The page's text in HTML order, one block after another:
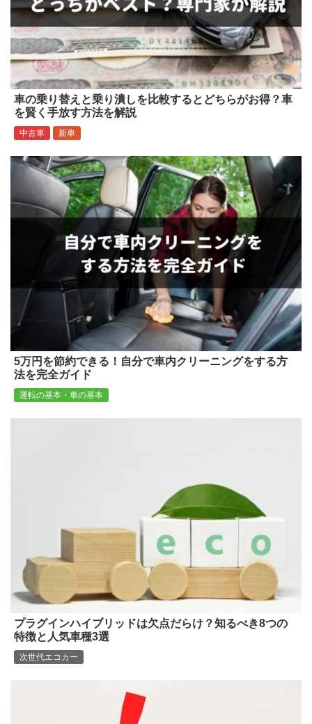
車の乗り替えと乗り潰しを比較するとどちらがお得？車
を賢く手放す方法を解説
中古車 新車
5万円を節約できる！自分で車内クリーニングをする方
法を完全ガイド
運転の基本・車の基本
プラグインハイブリッドは欠点だらけ？知るべき8つの
特徴と人気車種3選
次世代エコカー